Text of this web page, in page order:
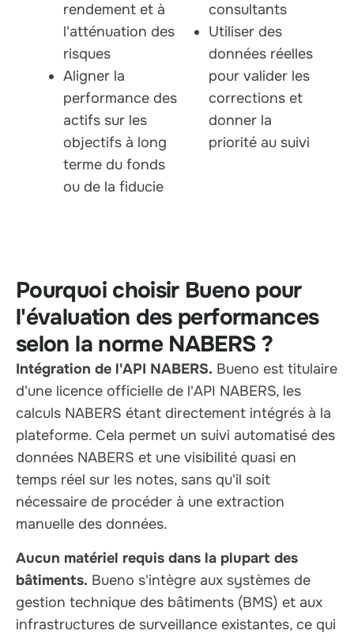
rendement et à
l'atténuation des
risques
Aligner la
performance des
actifs sur les
objectifs à long
terme du fonds
ou de la fiducie
consultants
Utiliser des
données réelles
pour valider les
corrections et
donner la
priorité au suivi
Pourquoi choisir Bueno pour
l'évaluation des performances
selon la norme NABERS ?
Intégration de l'API NABERS. Bueno est titulaire
d'une licence officielle de l'API NABERS, les
calculs NABERS étant directement intégrés à la
plateforme. Cela permet un suivi automatisé des
données NABERS et une visibilité quasi en
temps réel sur les notes, sans qu'il soit
nécessaire de procéder à une extraction
manuelle des données.
Aucun matériel requis dans la plupart des
bâtiments. Bueno s'intègre aux systèmes de
gestion technique des bâtiments (BMS) et aux
infrastructures de surveillance existantes, ce qui